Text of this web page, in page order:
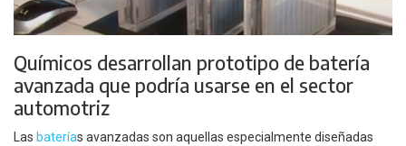
Químicos desarrollan prototipo de batería
avanzada que podría usarse en el sector
automotriz
Las baterías avanzadas son aquellas especialmente diseñadas